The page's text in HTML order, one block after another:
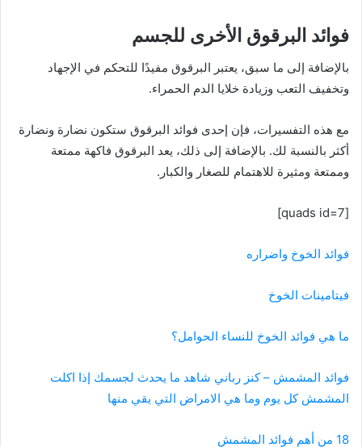
فوائد البرقوق الأخرى للجسم
بالإضافة إلى ما سبق، يعتبر البرقوق مفيدًا للتحكم في الإجهاد
وتخفيف التعب وزيادة خلايا الدم الحمراء.
مع هذه التفسيرات، فإن إحدى فوائد البرقوق ستكون نضارة ونضارة
أكثر بالنسبة لك. بالإضافة إلى ذلك، يعد البرقوق فاكهة ممتعة
وممتعة ومثيرة للاهتمام للصغار والكبار.
[quads id=7]
فوائد الخوخ واضراره
فيتامينات الخوخ
ما هي فوائد الخوخ للنساء الحوامل؟
فوائد المشمش – كنز رباني شاهد ما يحدث لجسمك إذا اكلت
المشمش كل يوم وما هي الامراض التي يقي منها
18 من أهم فوائد المشمش